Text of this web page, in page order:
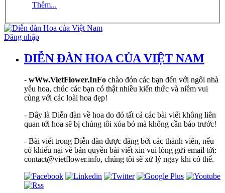
Thêm...
Đăng nhập
DIỄN ĐÀN HOA CỦA VIỆT NAM
- wWw.VietFlower.InFo chào đón các bạn đến với ngôi nhà
yêu hoa, chúc các bạn có thật nhiều kiến thức và niềm vui
cùng với các loài hoa đẹp!
- Đây là Diễn đàn về hoa do đó tất cả các bài viết không liên
quan tới hoa sẽ bị chúng tôi xóa bỏ mà không cần báo trước!
- Bài viết trong Diễn đàn được đăng bởi các thành viên, nếu
có khiếu nại về bản quyền bài viết xin vui lòng gửi email tới:
contact@vietflower.info, chúng tôi sẽ xử lý ngay khi có thể.